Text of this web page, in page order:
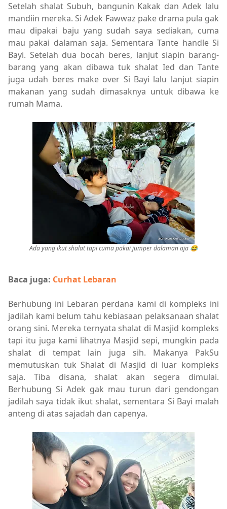
Setelah shalat Subuh, bangunin Kakak dan Adek lalu
mandiin mereka. Si Adek Fawwaz pake drama pula gak
mau dipakai baju yang sudah saya sediakan, cuma
mau pakai dalaman saja. Sementara Tante handle Si
Bayi. Setelah dua bocah beres, lanjut siapin barang-
barang yang akan dibawa tuk shalat Ied dan Tante
juga udah beres make over Si Bayi lalu lanjut siapin
makanan yang sudah dimasaknya untuk dibawa ke
rumah Mama.
Ada yang ikut shalat tapi cuma pakai jumper dalaman aja 😂
Baca juga: Curhat Lebaran
Berhubung ini Lebaran perdana kami di kompleks ini
jadilah kami belum tahu kebiasaan pelaksanaan shalat
orang sini. Mereka ternyata shalat di Masjid kompleks
tapi itu juga kami lihatnya Masjid sepi, mungkin pada
shalat di tempat lain juga sih. Makanya PakSu
memutuskan tuk Shalat di Masjid di luar kompleks
saja. Tiba disana, shalat akan segera dimulai.
Berhubung Si Adek gak mau turun dari gendongan
jadilah saya tidak ikut shalat, sementara Si Bayi malah
anteng di atas sajadah dan capenya.